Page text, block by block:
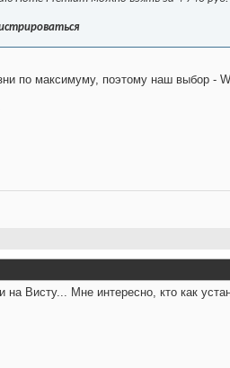
по максимуму, поэтому наш выбор -
Висту... Мне интересно, кто как